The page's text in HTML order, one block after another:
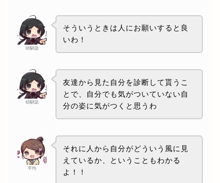
幼馴染
そういうときは人にお願いすると良
いわ！
幼馴染
友達から見た自分を診断して貰うこ
とで、自分でも気がついていない自
分の姿に気がつくと思うわ
平均
それに人から自分がどういう風に見
えているか、ということもわかる
よ！！